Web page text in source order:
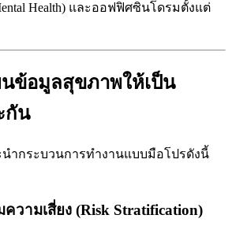
Health) และออฟฟิศซินโดรมตั้งแต่
ข้อมูลสุขภาพให้เป็น
กัน
ะนำกระบวนการทำงานแบบมือโปรดังนี้
วามเสี่ยง (Risk Stratification)